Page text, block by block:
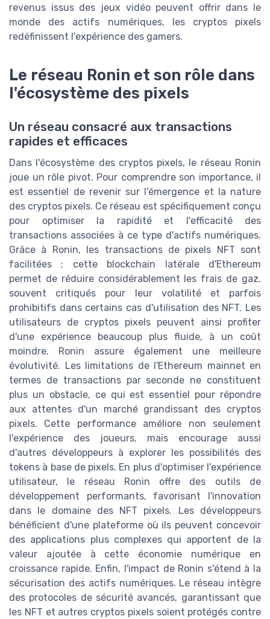
revenus issus des jeux vidéo peuvent offrir dans le
monde des actifs numériques, les cryptos pixels
redéfinissent l'expérience des gamers.
Le réseau Ronin et son rôle dans
l'écosystème des pixels
Un réseau consacré aux transactions
rapides et efficaces
Dans l'écosystème des cryptos pixels, le réseau Ronin
joue un rôle pivot. Pour comprendre son importance, il
est essentiel de revenir sur l'émergence et la nature
des cryptos pixels. Ce réseau est spécifiquement conçu
pour optimiser la rapidité et l'efficacité des
transactions associées à ce type d'actifs numériques.
Grâce à Ronin, les transactions de pixels NFT sont
facilitées ; cette blockchain latérale d'Ethereum
permet de réduire considérablement les frais de gaz,
souvent critiqués pour leur volatilité et parfois
prohibitifs dans certains cas d'utilisation des NFT. Les
utilisateurs de cryptos pixels peuvent ainsi profiter
d'une expérience beaucoup plus fluide, à un coût
moindre. Ronin assure également une meilleure
évolutivité. Les limitations de l'Ethereum mainnet en
termes de transactions par seconde ne constituent
plus un obstacle, ce qui est essentiel pour répondre
aux attentes d'un marché grandissant des cryptos
pixels. Cette performance améliore non seulement
l'expérience des joueurs, mais encourage aussi
d'autres développeurs à explorer les possibilités des
tokens à base de pixels. En plus d'optimiser l'expérience
utilisateur, le réseau Ronin offre des outils de
développement performants, favorisant l'innovation
dans le domaine des NFT pixels. Les développeurs
bénéficient d'une plateforme où ils peuvent concevoir
des applications plus complexes qui apportent de la
valeur ajoutée à cette économie numérique en
croissance rapide. Enfin, l'impact de Ronin s'étend à la
sécurisation des actifs numériques. Le réseau intègre
des protocoles de sécurité avancés, garantissant que
les NFT et autres cryptos pixels soient protégés contre